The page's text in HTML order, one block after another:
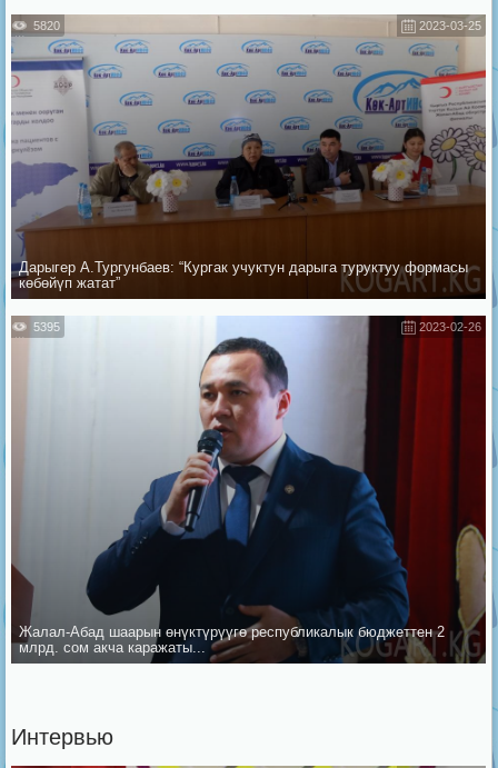
2023-03-25
5820
Дарыгер А.Тургунбаев: “Кургак учуктун дарыга туруктуу формасы
көбөйүп жатат”
2023-02-26
5395
Жалал-Абад шаарын ѳнүктүрүүгѳ республикалык бюджеттен 2
млрд. сом акча каражаты...
Интервью